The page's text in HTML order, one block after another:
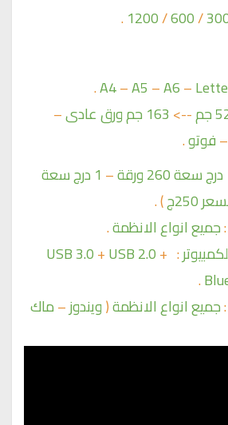
/
/
.
A4 – A5 – A6 –
.
--> 163 جم ورق عادى
–
–فوتو.
–
250ج )
.
:جميع انواع الانظمة.
:
USB 3.0 + USB 2.0
.
:جميع انواع الانظمة( ويندوز–ماك